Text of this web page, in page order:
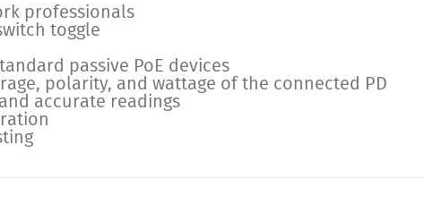
professionals
toggle
passive PoE devices
polarity, and wattage of the connected PD
accurate readings